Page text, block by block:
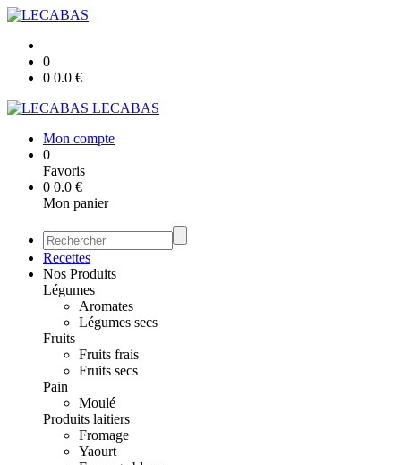
0
0 0.0 €
LECABAS
Mon compte
0
Favoris
0 0.0 €
Mon panier
Recettes
Nos Produits
Légumes
Aromates
Légumes secs
Fruits
Fruits frais
Fruits secs
Pain
Moulé
Produits laitiers
Fromage
Yaourt